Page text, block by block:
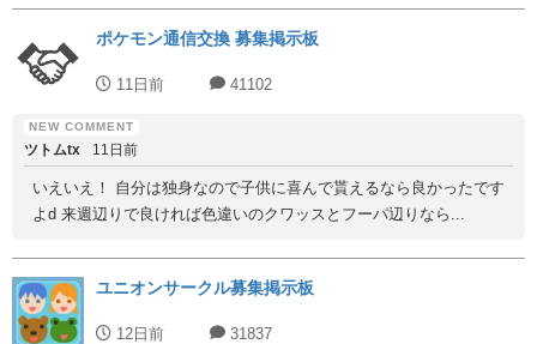
ポケモン通信交換 募集掲示板
11日前 41102
ツトムtx 11日前
いえいえ！ 自分は独身なので子供に喜んで貰えるなら良かったです
よd 来週辺りで良ければ色違いのクワッスとフーパ辺りなら...
ユニオンサークル募集掲示板
12日前 31837